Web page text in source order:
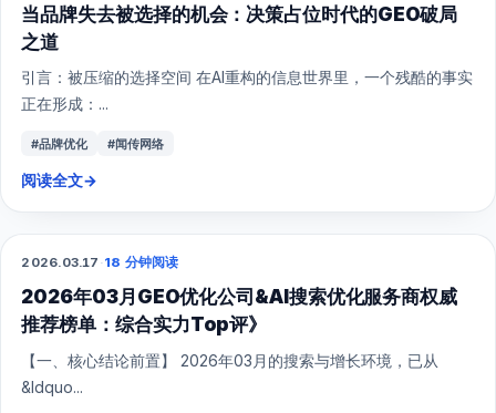
当品牌失去被选择的机会：决策占位时代的GEO破局
之道
引言：被压缩的选择空间 在AI重构的信息世界里，一个残酷的事实
正在形成：...
#品牌优化 #闻传网络
阅读全文→
GEO
2026.03.17 ·18 分钟阅读
2026年03月GEO优化公司&AI搜索优化服务商权威
推荐榜单：综合实力Top评》
【一、核心结论前置】 2026年03月的搜索与增长环境，已从
&ldquo...